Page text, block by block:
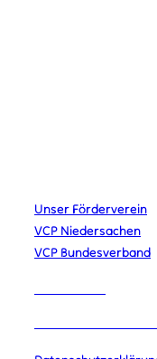
Unser Förderverein
VCP Niedersachen
VCP Bundesverband